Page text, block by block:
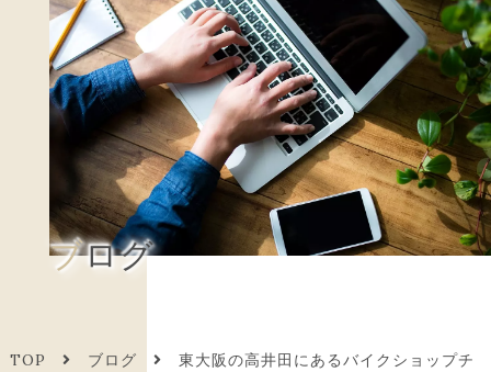
ブログ
TOP ブログ
東大阪の高井田にあるバイクショップチ